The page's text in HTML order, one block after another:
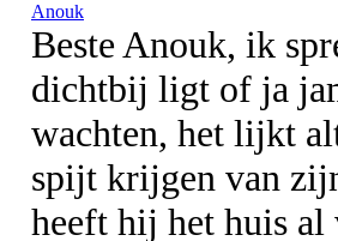
Anouk
Beste Anouk, ik
dichtbij ligt of ja
wachten, het lijkt
spijt krijgen van
heeft hij het huis al